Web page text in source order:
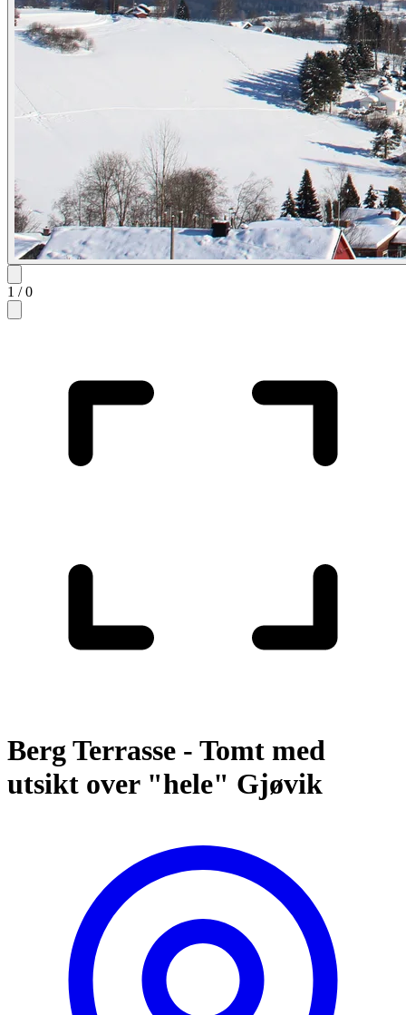
1 /0
Berg Terrasse - Tomt med
utsikt over "hele" Gjøvik